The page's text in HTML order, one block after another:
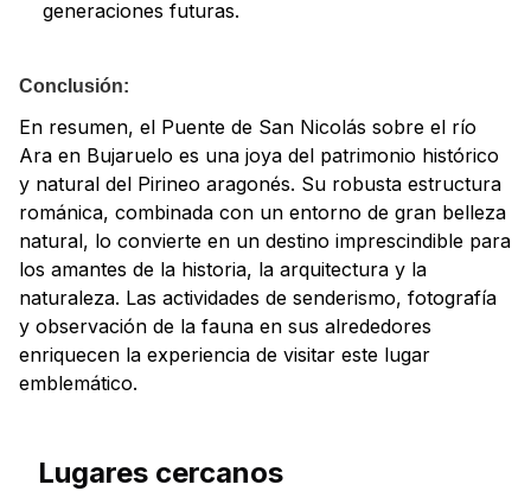
generaciones futuras.
Conclusión:
En resumen, el Puente de San Nicolás sobre el río
Ara en Bujaruelo es una joya del patrimonio histórico
y natural del Pirineo aragonés. Su robusta estructura
románica, combinada con un entorno de gran belleza
natural, lo convierte en un destino imprescindible para
los amantes de la historia, la arquitectura y la
naturaleza. Las actividades de senderismo, fotografía
y observación de la fauna en sus alrededores
enriquecen la experiencia de visitar este lugar
emblemático.
Lugares cercanos